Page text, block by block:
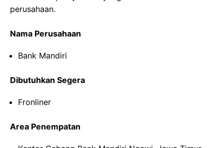
perusahaan.
Nama Perusahaan
Bank Mandiri
Dibutuhkan Segera
Fronliner
Area Penempatan